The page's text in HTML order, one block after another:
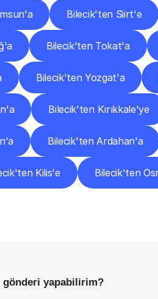
Bilecik'ten Siirt'e
Bilecik'ten Tokat'a
Bilecik'ten Yozgat'a
Bilecik'ten Kırıkkale'ye
Bilecik'ten Ardahan'a
Kilis'e Bilecik'ten
gönderi yapabilirim?